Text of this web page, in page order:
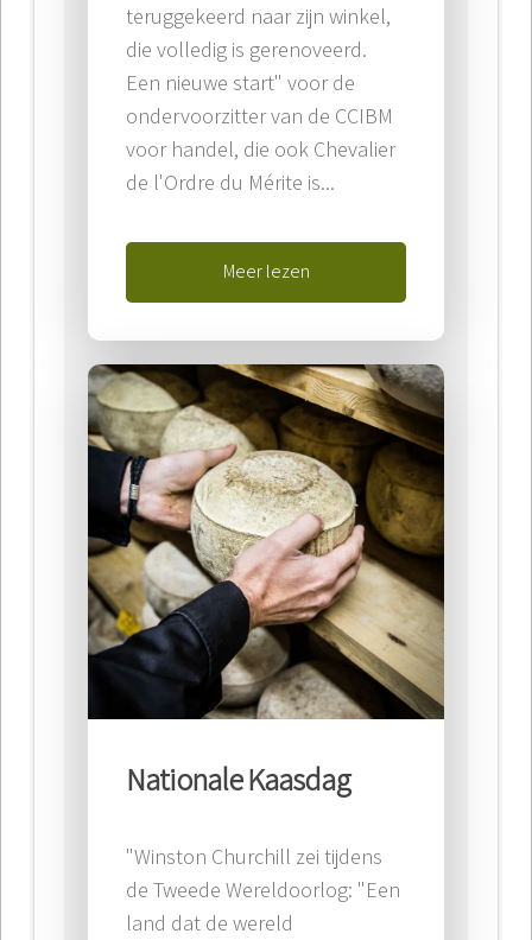
teruggekeerd naar zijn winkel,
die volledig is gerenoveerd.
Een nieuwe start" voor de
ondervoorzitter van de CCIBM
voor handel, die ook Chevalier
de l'Ordre du Mérite is...
Meer lezen
Nationale Kaasdag
"Winston Churchill zei tijdens
de Tweede Wereldoorlog: "Een
land dat de wereld